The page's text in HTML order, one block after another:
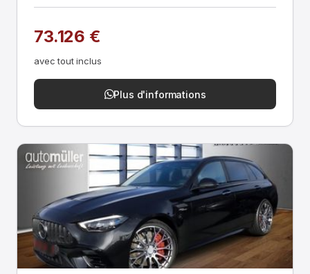
73.126 €
avec tout inclus
Plus d'informations